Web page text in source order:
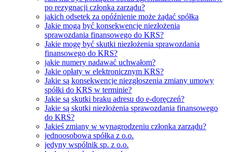
po rezygnacji członka zarządu?
jakich odsetek za opóźnienie może żądać spółka
Jakie mogą być konsekwencje niezłożenia
sprawozdania finansowego do KRS?
Jakie mogę być skutki niezłożenia sprawozdania
finansowego do KRS?
jakie numery nadawać uchwałom?
Jakie opłaty w elektronicznym KRS?
Jakie są konsekwencje niezgłoszenia zmiany umowy
spółki do KRS w terminie?
Jakie są skutki braku adresu do e-doręczeń?
Jakie są skutki niezłożenia sprawozdania finansowego
do KRS?
Jakieś zmiany w wynagrodzeniu członka zarządu?
jednoosobowa spółka z o.o.
jedyny wspólnik sp. z o.o.